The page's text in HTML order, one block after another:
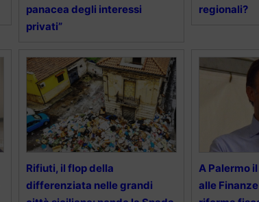
panacea degli interessi
privati”
regionali?
Rifiuti, il flop della
differenziata nelle grandi
A Palermo
alle